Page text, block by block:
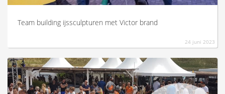
Team building ijssculpturen met Victor brand
24 juni 2023